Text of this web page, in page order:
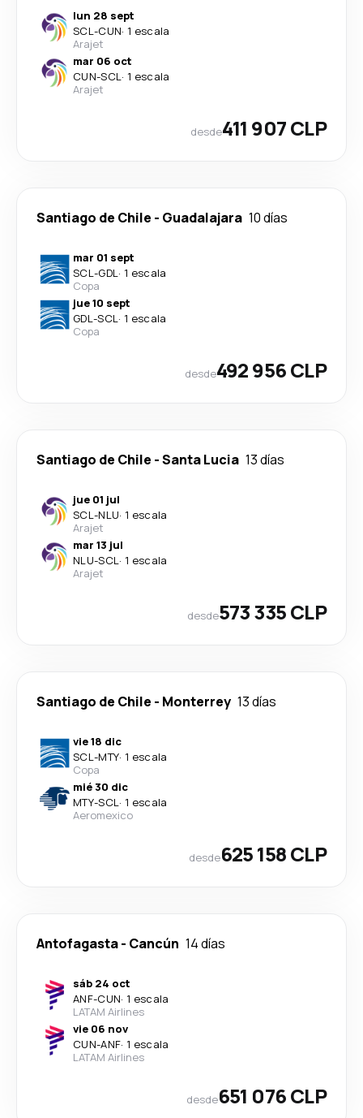
lun 28 sept
SCL-CUN· 1 escala
Arajet
mar 06 oct
CUN-SCL· 1 escala
Arajet
desde411 907 CLP
Santiago de Chile - Guadalajara 10 días
mar 01 sept
SCL-GDL· 1 escala
Copa
jue 10 sept
GDL-SCL· 1 escala
Copa
desde492 956 CLP
Santiago de Chile -Santa Lucia 13 días
jue 01 jul
SCL-NLU· 1 escala
Arajet
mar 13 jul
NLU-SCL· 1 escala
Arajet
desde573 335 CLP
Santiago de Chile - Monterrey 13 días
vie 18 dic
SCL-MTY· 1 escala
Copa
mié 30 dic
MTY-SCL· 1 escala
Aeromexico
desde625 158 CLP
Antofagasta- Cancún 14 días
sáb 24 oct
ANF-CUN· 1 escala
LATAM Airlines
vie 06 nov
CUN-ANF· 1 escala
LATAM Airlines
desde651 076 CLP